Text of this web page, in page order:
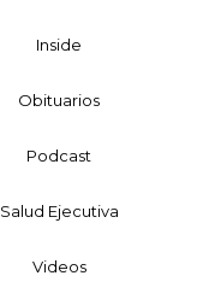
Inside
Obituarios
Podcast
Salud Ejecutiva
Videos